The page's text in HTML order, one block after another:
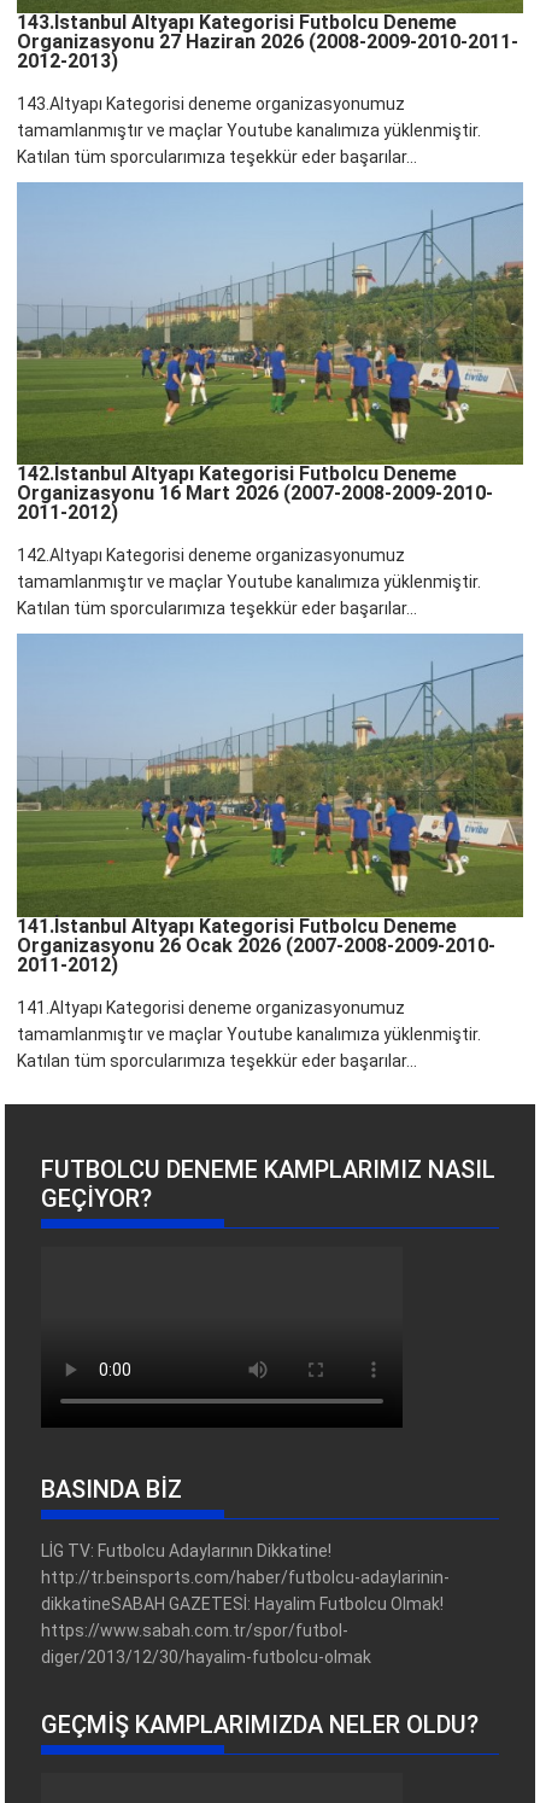
143.İstanbul Altyapı Kategorisi Futbolcu Deneme
Organizasyonu 27 Haziran 2026 (2008-2009-2010-2011-
2012-2013)
143.Altyapı Kategorisi deneme organizasyonumuz
tamamlanmıştır ve maçlar Youtube kanalımıza yüklenmiştir.
Katılan tüm sporcularımıza teşekkür eder başarılar...
142.İstanbul Altyapı Kategorisi Futbolcu Deneme
Organizasyonu 16 Mart 2026 (2007-2008-2009-2010-
2011-2012)
142.Altyapı Kategorisi deneme organizasyonumuz
tamamlanmıştır ve maçlar Youtube kanalımıza yüklenmiştir.
Katılan tüm sporcularımıza teşekkür eder başarılar...
141.İstanbul Altyapı Kategorisi Futbolcu Deneme
Organizasyonu 26 Ocak 2026 (2007-2008-2009-2010-
2011-2012)
141.Altyapı Kategorisi deneme organizasyonumuz
tamamlanmıştır ve maçlar Youtube kanalımıza yüklenmiştir.
Katılan tüm sporcularımıza teşekkür eder başarılar...
FUTBOLCU DENEME KAMPLARIMIZ NASIL
GEÇIYOR?
BASINDA BİZ
LİG TV: Futbolcu Adaylarının Dikkatine!
http://tr.beinsports.com/haber/futbolcu-adaylarinin-
dikkatineSABAH GAZETESİ: Hayalim Futbolcu Olmak!
https://www.sabah.com.tr/spor/futbol-
diger/2013/12/30/hayalim-futbolcu-olmak
GEÇMIŞ KAMPLARIMIZDA NELER OLDU?